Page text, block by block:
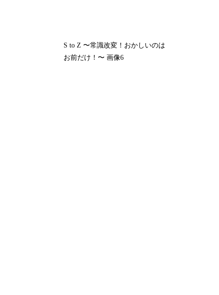
S to Z 〜常識改変！おかしいのは
お前だけ！〜 画像6